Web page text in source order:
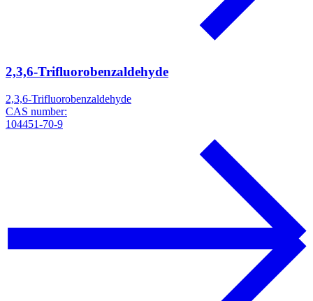
2,3,6-Trifluorobenzaldehyde
2,3,6-Trifluorobenzaldehyde
CAS number:
104451-70-9